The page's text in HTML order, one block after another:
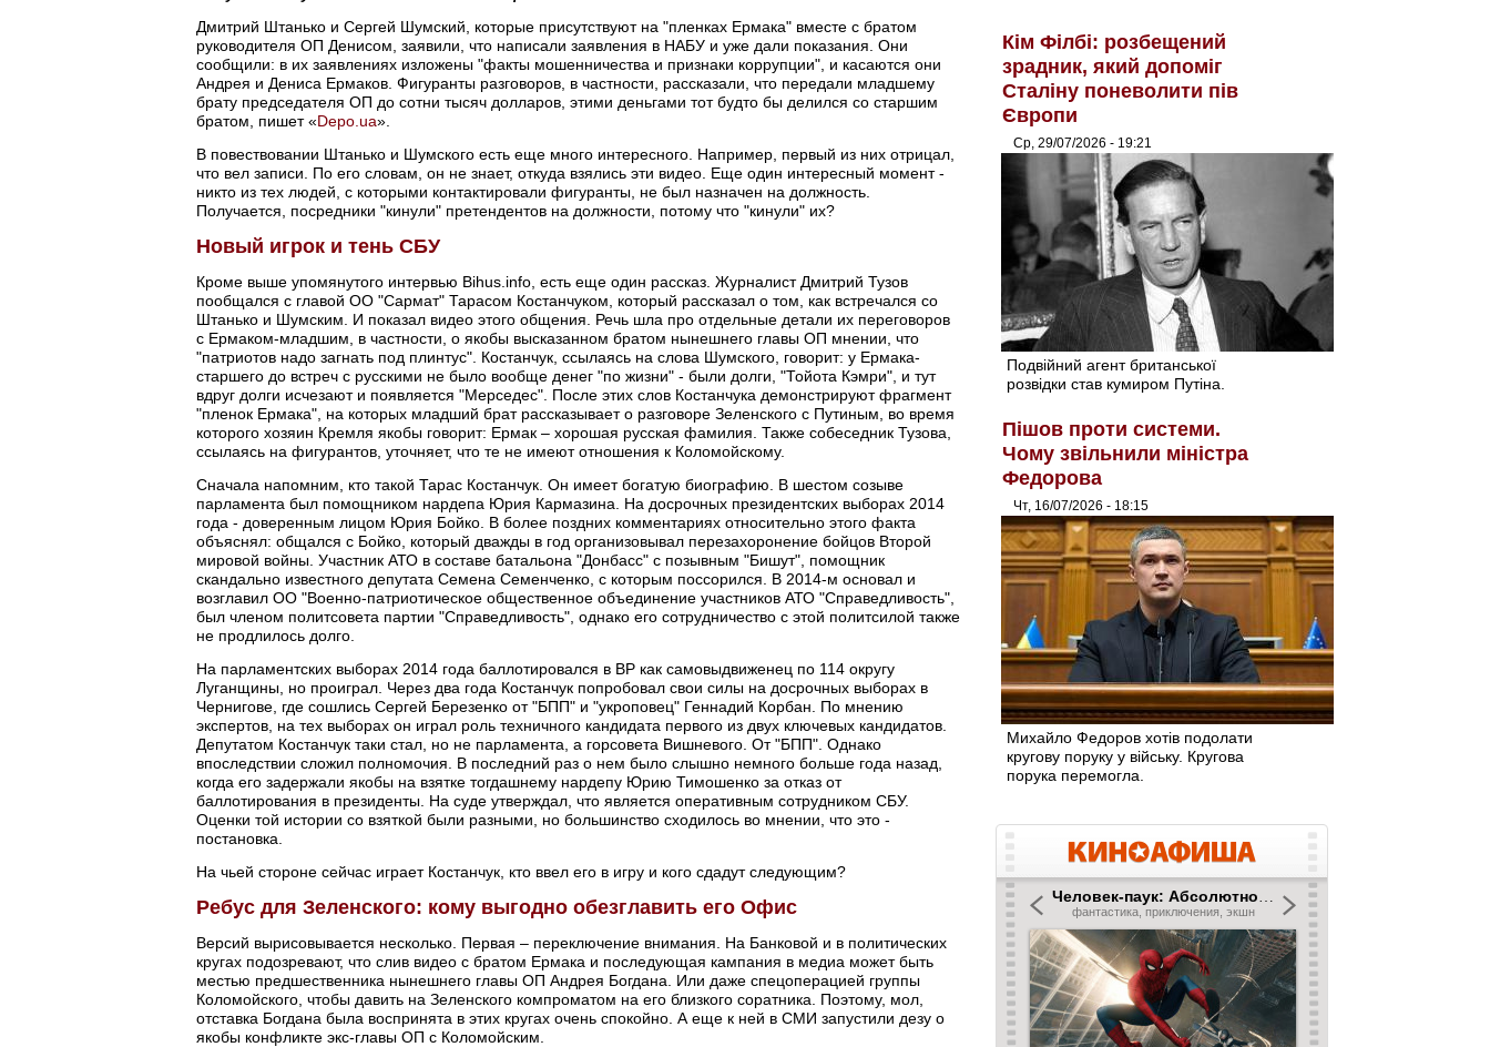
Дмитрий Штанько и Сергей Шумский, которые присутствуют на "пленках Ермака" вместе с братом
руководителя ОП Денисом, заявили, что написали заявления в НАБУ и уже дали показания. Они
сообщили: в их заявлениях изложены "факты мошенничества и признаки коррупции", и касаются они
Андрея и Дениса Ермаков. Фигуранты разговоров, в частности, рассказали, что передали младшему
брату председателя ОП до сотни тысяч долларов, этими деньгами тот будто бы делился со старшим
братом, пишет «Depo.ua».
В повествовании Штанько и Шумского есть еще много интересного. Например, первый из них отрицал,
что вел записи. По его словам, он не знает, откуда взялись эти видео. Еще один интересный момент -
никто из тех людей, с которыми контактировали фигуранты, не был назначен на должность.
Получается, посредники "кинули" претендентов на должности, потому что "кинули" их?
Новый игрок и тень СБУ
Кроме выше упомянутого интервью Bihus.info, есть еще один рассказ. Журналист Дмитрий Тузов
пообщался с главой ОО "Сармат" Тарасом Костанчуком, который рассказал о том, как встречался со
Штанько и Шумским. И показал видео этого общения. Речь шла про отдельные детали их переговоров
с Ермаком-младшим, в частности, о якобы высказанном братом нынешнего главы ОП мнении, что
"патриотов надо загнать под плинтус". Костанчук, ссылаясь на слова Шумского, говорит: у Ермака-
старшего до встреч с русскими не было вообще денег "по жизни" - были долги, "Тойота Кэмри", и тут
вдруг долги исчезают и появляется "Мерседес". После этих слов Костанчука демонстрируют фрагмент
"пленок Ермака", на которых младший брат рассказывает о разговоре Зеленского с Путиным, во время
которого хозяин Кремля якобы говорит: Ермак – хорошая русская фамилия. Также собеседник Тузова,
ссылаясь на фигурантов, уточняет, что те не имеют отношения к Коломойскому.
Сначала напомним, кто такой Тарас Костанчук. Он имеет богатую биографию. В шестом созыве
парламента был помощником нардепа Юрия Кармазина. На досрочных президентских выборах 2014
года - доверенным лицом Юрия Бойко. В более поздних комментариях относительно этого факта
объяснял: общался с Бойко, который дважды в год организовывал перезахоронение бойцов Второй
мировой войны. Участник АТО в составе батальона "Донбасс" с позывным "Бишут", помощник
скандально известного депутата Семена Семенченко, с которым поссорился. В 2014-м основал и
возглавил ОО "Военно-патриотическое общественное объединение участников АТО "Справедливость",
был членом политсовета партии "Справедливость", однако его сотрудничество с этой политсилой также
не продлилось долго.
На парламентских выборах 2014 года баллотировался в ВР как самовыдвиженец по 114 округу
Луганщины, но проиграл. Через два года Костанчук попробовал свои силы на досрочных выборах в
Чернигове, где сошлись Сергей Березенко от "БПП" и "укроповец" Геннадий Корбан. По мнению
экспертов, на тех выборах он играл роль техничного кандидата первого из двух ключевых кандидатов.
Депутатом Костанчук таки стал, но не парламента, а горсовета Вишневого. От "БПП". Однако
впоследствии сложил полномочия. В последний раз о нем было слышно немного больше года назад,
когда его задержали якобы на взятке тогдашнему нардепу Юрию Тимошенко за отказ от
баллотирования в президенты. На суде утверждал, что является оперативным сотрудником СБУ.
Оценки той истории со взяткой были разными, но большинство сходилось во мнении, что это -
постановка.
На чьей стороне сейчас играет Костанчук, кто ввел его в игру и кого сдадут следующим?
Ребус для Зеленского: кому выгодно обезглавить его Офис
Версий вырисовывается несколько. Первая – переключение внимания. На Банковой и в политических
кругах подозревают, что слив видео с братом Ермака и последующая кампания в медиа может быть
местью предшественника нынешнего главы ОП Андрея Богдана. Или даже спецоперацией группы
Коломойского, чтобы давить на Зеленского компроматом на его близкого соратника. Поэтому, мол,
отставка Богдана была воспринята в этих кругах очень спокойно. А еще к ней в СМИ запустили дезу о
якобы конфликте экс-главы ОП с Коломойским.
Кім Філбі: розбещений
зрадник, який допоміг
Сталіну поневолити пів
Європи
Ср, 29/07/2026 - 19:21
Подвійний агент британської
розвідки став кумиром Путіна.
Пішов проти системи.
Чому звільнили міністра
Федорова
Чт, 16/07/2026 - 18:15
Михайло Федоров хотів подолати
кругову поруку у війську. Кругова
порука перемогла.